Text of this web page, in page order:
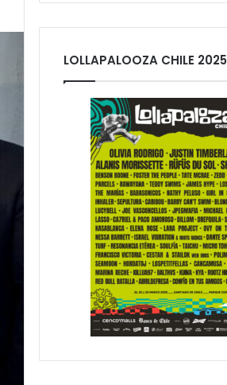
LOLLAPALOOZA CHILE 2025